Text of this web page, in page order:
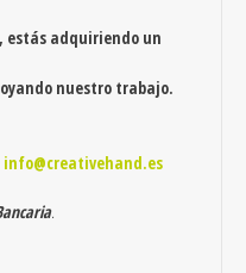
estás adquiriendo un
nuestro trabajo.
info@creativehand.es
.